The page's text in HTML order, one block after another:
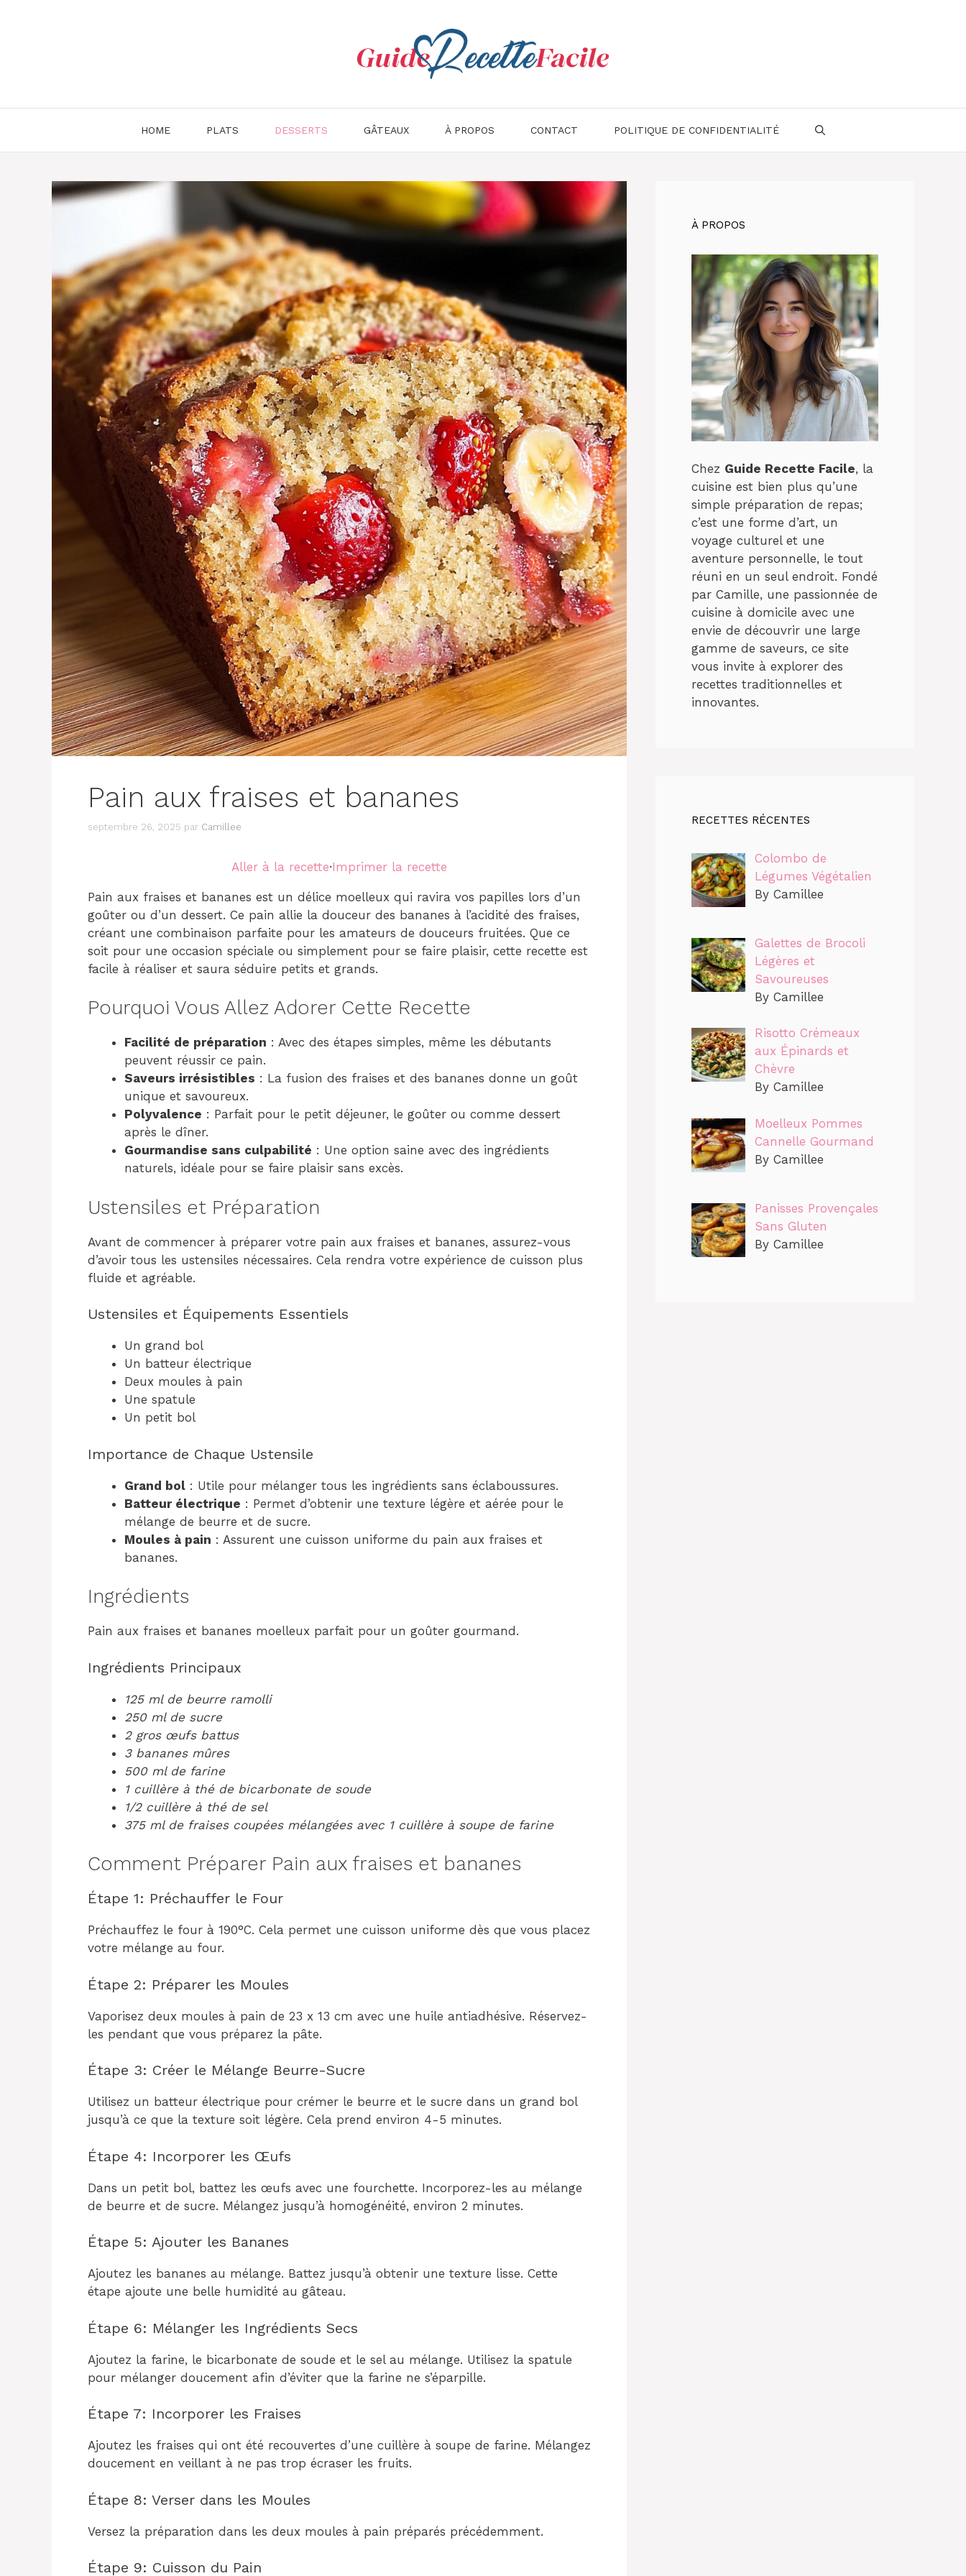
HOME PLATS DESSERTS GÂTEAUX À PROPOS CONTACT POLITIQUE DE CONFIDENTIALITÉ
Pain aux fraises et bananes
septembre 26, 2025 par Camillee
Aller à la recette·Imprimer la recette
Pain aux fraises et bananes est un délice moelleux qui ravira vos papilles lors d’un
goûter ou d’un dessert. Ce pain allie la douceur des bananes à l’acidité des fraises,
créant une combinaison parfaite pour les amateurs de douceurs fruitées. Que ce
soit pour une occasion spéciale ou simplement pour se faire plaisir, cette recette est
facile à réaliser et saura séduire petits et grands.
Pourquoi Vous Allez Adorer Cette Recette
Facilité de préparation : Avec des étapes simples, même les débutants
peuvent réussir ce pain.
Saveurs irrésistibles : La fusion des fraises et des bananes donne un goût
unique et savoureux.
Polyvalence : Parfait pour le petit déjeuner, le goûter ou comme dessert
après le dîner.
Gourmandise sans culpabilité : Une option saine avec des ingrédients
naturels, idéale pour se faire plaisir sans excès.
Ustensiles et Préparation
Avant de commencer à préparer votre pain aux fraises et bananes, assurez-vous
d’avoir tous les ustensiles nécessaires. Cela rendra votre expérience de cuisson plus
fluide et agréable.
Ustensiles et Équipements Essentiels
Un grand bol
Un batteur électrique
Deux moules à pain
Une spatule
Un petit bol
Importance de Chaque Ustensile
Grand bol : Utile pour mélanger tous les ingrédients sans éclaboussures.
Batteur électrique : Permet d’obtenir une texture légère et aérée pour le
mélange de beurre et de sucre.
Moules à pain : Assurent une cuisson uniforme du pain aux fraises et
bananes.
Ingrédients
Pain aux fraises et bananes moelleux parfait pour un goûter gourmand.
Ingrédients Principaux
125 ml de beurre ramolli
250 ml de sucre
2 gros œufs battus
3 bananes mûres
500 ml de farine
1 cuillère à thé de bicarbonate de soude
1/2 cuillère à thé de sel
375 ml de fraises coupées mélangées avec 1 cuillère à soupe de farine
Comment Préparer Pain aux fraises et bananes
Étape 1: Préchauffer le Four
Préchauffez le four à 190°C. Cela permet une cuisson uniforme dès que vous placez
votre mélange au four.
Étape 2: Préparer les Moules
Vaporisez deux moules à pain de 23 x 13 cm avec une huile antiadhésive. Réservez-
les pendant que vous préparez la pâte.
Étape 3: Créer le Mélange Beurre-Sucre
Utilisez un batteur électrique pour crémer le beurre et le sucre dans un grand bol
jusqu’à ce que la texture soit légère. Cela prend environ 4-5 minutes.
Étape 4: Incorporer les Œufs
Dans un petit bol, battez les œufs avec une fourchette. Incorporez-les au mélange
de beurre et de sucre. Mélangez jusqu’à homogénéité, environ 2 minutes.
Étape 5: Ajouter les Bananes
Ajoutez les bananes au mélange. Battez jusqu’à obtenir une texture lisse. Cette
étape ajoute une belle humidité au gâteau.
Étape 6: Mélanger les Ingrédients Secs
Ajoutez la farine, le bicarbonate de soude et le sel au mélange. Utilisez la spatule
pour mélanger doucement afin d’éviter que la farine ne s’éparpille.
Étape 7: Incorporer les Fraises
Ajoutez les fraises qui ont été recouvertes d’une cuillère à soupe de farine. Mélangez
doucement en veillant à ne pas trop écraser les fruits.
Étape 8: Verser dans les Moules
Versez la préparation dans les deux moules à pain préparés précédemment.
Étape 9: Cuisson du Pain
À PROPOS
Chez Guide Recette Facile, la
cuisine est bien plus qu’une
simple préparation de repas;
c’est une forme d’art, un
voyage culturel et une
aventure personnelle, le tout
réuni en un seul endroit. Fondé
par Camille, une passionnée de
cuisine à domicile avec une
envie de découvrir une large
gamme de saveurs, ce site
vous invite à explorer des
recettes traditionnelles et
innovantes.
RECETTES RÉCENTES
Colombo de
Légumes Végétalien
By Camillee
Galettes de Brocoli
Légères et
Savoureuses
By Camillee
Risotto Crémeaux
aux Épinards et
Chèvre
By Camillee
Moelleux Pommes
Cannelle Gourmand
By Camillee
Panisses Provençales
Sans Gluten
By Camillee